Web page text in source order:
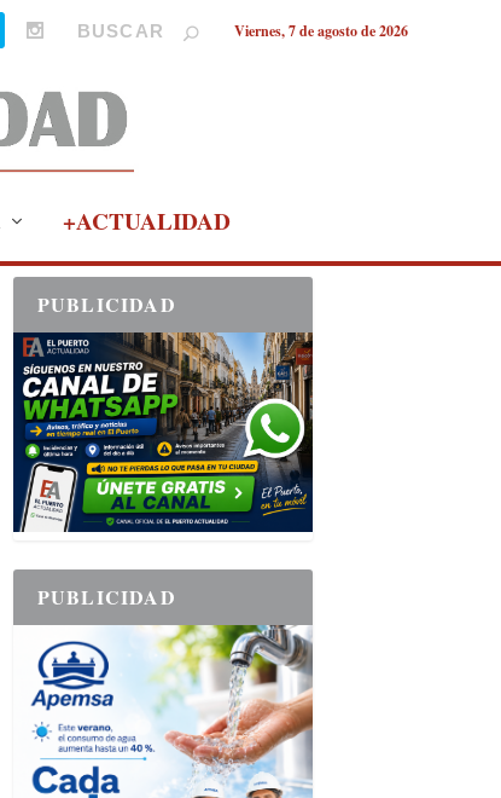
Viernes, 7 de agosto de 2026
+ACTUALIDAD
PUBLICIDAD
PUBLICIDAD